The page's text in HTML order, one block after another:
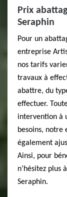
Prix
Seraphin
Pour un
entreprise
nos tarifs
travaux à
abattre, du
effectuer.
intervention à
besoins, notre
également
Ainsi, pour
n’hésitez plus
Seraphin.